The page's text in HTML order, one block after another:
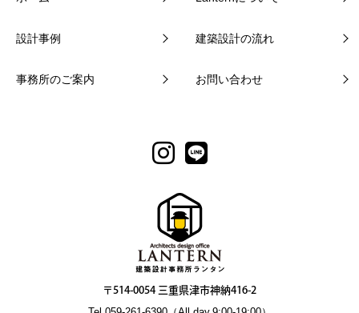
設計事例 建築設計の流れ
事務所のご案内 お問い合わせ
〒514-0054 三重県津市神納416-2